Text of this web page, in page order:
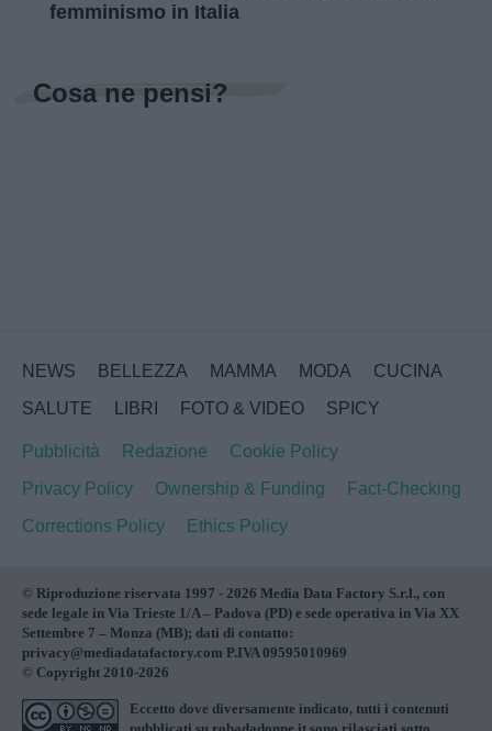
femminismo in Italia
Cosa ne pensi?
NEWS BELLEZZA MAMMA MODA
CUCINA
SALUTE
LIBRI FOTO & VIDEO SPICY
Pubblicità Redazione
Cookie Policy
Privacy Policy
Ownership & Funding
Fact-Checking
Corrections Policy
Ethics Policy
© Riproduzione riservata 1997 - 2026 Media Data Factory S.r.l., con
sede legale in Via Trieste 1/A – Padova (PD) e sede operativa in Via XX
Settembre 7 – Monza (MB); dati di contatto:
privacy@mediadatafactory.com P.IVA 09595010969
© Copyright 2010-2026
Eccetto dove diversamente indicato, tutti i contenuti